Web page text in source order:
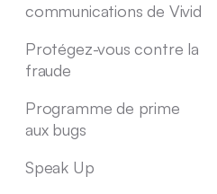
communications de Vivid
Protégez-vous contre la
fraude
Programme de prime
aux bugs
Speak Up